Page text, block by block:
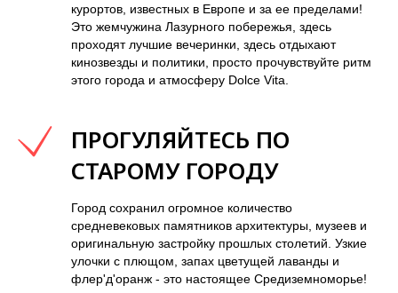
курортов, известных в Европе и за ее пределами!
Это жемчужина Лазурного побережья, здесь
проходят лучшие вечеринки, здесь отдыхают
кинозвезды и политики, просто прочувствуйте ритм
этого города и атмосферу Dolce Vita.
ПРОГУЛЯЙТЕСЬ ПО
СТАРОМУ ГОРОДУ
Город сохранил огромное количество
средневековых памятников архитектуры, музеев и
оригинальную застройку прошлых столетий. Узкие
улочки с плющом, запах цветущей лаванды и
флер'д'оранж - это настоящее Средиземноморье!